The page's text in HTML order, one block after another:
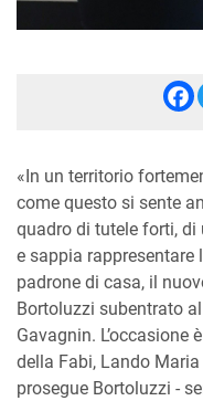
«In un territorio
come questo si sente
quadro di tutele forti,
e sappia rappresentare
padrone di casa, il
Bortoluzzi subentrato
Gavagnin. L’occasione
della Fabi, Lando
prosegue Bortoluzzi -